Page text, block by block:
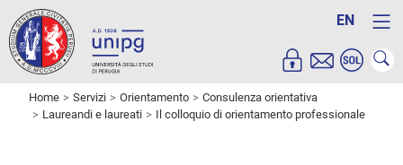
EN
Home Servizi Orientamento
Consulenza orientativa
Laureandi e laureati
Il colloquio di orientamento professionale